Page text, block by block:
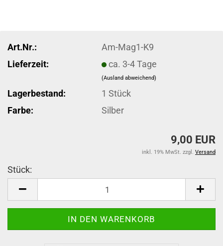
Art.Nr.:
Am-Mag1-K9
Lieferzeit:
ca. 3-4 Tage
(Ausland abweichend)
Lagerbestand: 1Stück
Farbe:
Silber
9,00 EUR
inkl. 19% MwSt. zzgl. Versand
Stück: